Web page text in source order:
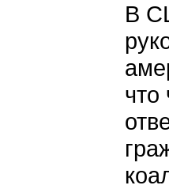
В
что